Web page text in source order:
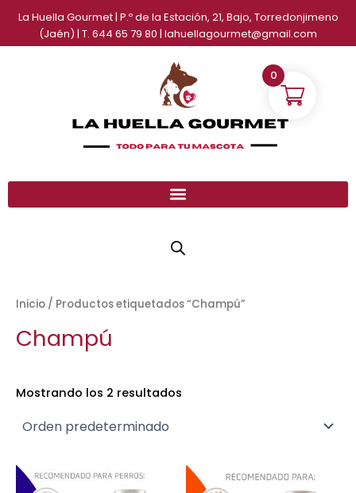
contenido
La Huella Gourmet | P.º de la Estación, 21, Bajo, Torredonjimeno
(Jaén) | T. 644 65 79 80 | lahuellagourmet@gmail.com
Inicio / Productos etiquetados “Champú”
Champú
Mostrando los 2 resultados
0